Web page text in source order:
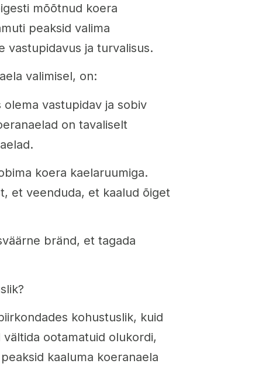
mõõtnud koera
peaksid valima
vastupidavus ja turvalisus.
valimisel, on:
vastupidav ja sobiv
on tavaliselt
koera kaelaruumiga.
et veenduda, et kaalud õiget
bränd, et tagada
kohustuslik, kuid
ootamatuid olukordi,
kaaluma koeranaela